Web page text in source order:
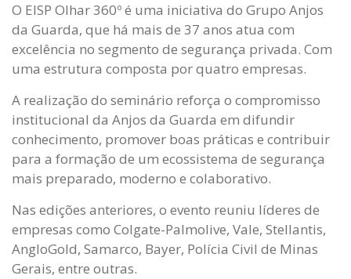
O EISP Olhar 360º é uma iniciativa do Grupo Anjos
da Guarda, que há mais de 37 anos atua com
excelência no segmento de segurança privada. Com
uma estrutura composta por quatro empresas.
A realização do seminário reforça o compromisso
institucional da Anjos da Guarda em difundir
conhecimento, promover boas práticas e contribuir
para a formação de um ecossistema de segurança
mais preparado, moderno e colaborativo.
Nas edições anteriores, o evento reuniu líderes de
empresas como Colgate-Palmolive, Vale, Stellantis,
AngloGold, Samarco, Bayer, Polícia Civil de Minas
Gerais, entre outras.